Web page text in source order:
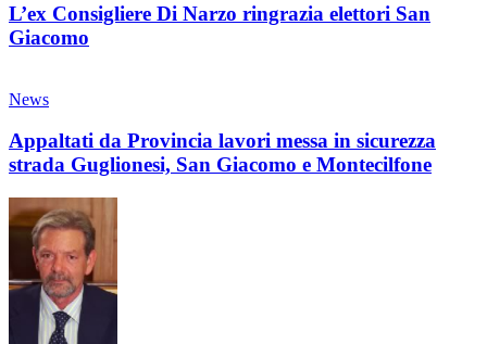
L’ex Consigliere Di Narzo ringrazia elettori San
Giacomo
News
Appaltati da Provincia lavori messa in sicurezza
strada Guglionesi, San Giacomo e Montecilfone